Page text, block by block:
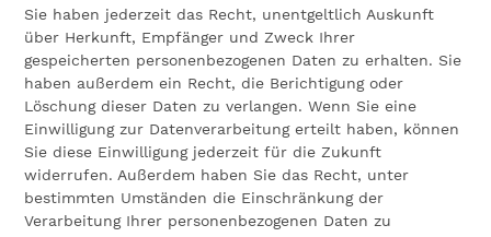
Sie haben jederzeit das Recht, unentgeltlich Auskunft
über Herkunft, Empfänger und Zweck Ihrer
gespeicherten personenbezogenen Daten zu erhalten. Sie
haben außerdem ein Recht, die Berichtigung oder
Löschung dieser Daten zu verlangen. Wenn Sie eine
Einwilligung zur Datenverarbeitung erteilt haben, können
Sie diese Einwilligung jederzeit für die Zukunft
widerrufen. Außerdem haben Sie das Recht, unter
bestimmten Umständen die Einschränkung der
Verarbeitung Ihrer personenbezogenen Daten zu